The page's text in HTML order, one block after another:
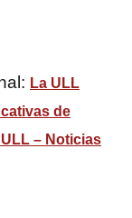
La ULL
de
– Noticias